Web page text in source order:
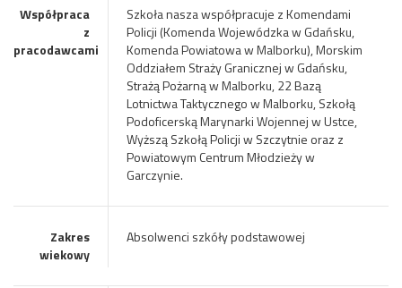
Współpraca
z
pracodawcami
Szkoła nasza współpracuje z Komendami
Policji (Komenda Wojewódzka w Gdańsku,
Komenda Powiatowa w Malborku), Morskim
Oddziałem Straży Granicznej w Gdańsku,
Strażą Pożarną w Malborku, 22 Bazą
Lotnictwa Taktycznego w Malborku, Szkołą
Podoficerską Marynarki Wojennej w Ustce,
Wyższą Szkołą Policji w Szczytnie oraz z
Powiatowym Centrum Młodzieży w
Garczynie.
Zakres
wiekowy
Absolwenci szkóły podstawowej